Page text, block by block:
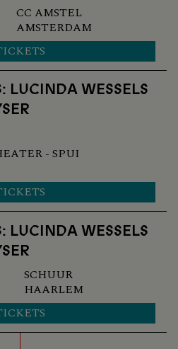
CC AMSTEL
AMSTERDAM
LUCINDA WESSELS
- SPUI
LUCINDA WESSELS
SCHUUR
HAARLEM